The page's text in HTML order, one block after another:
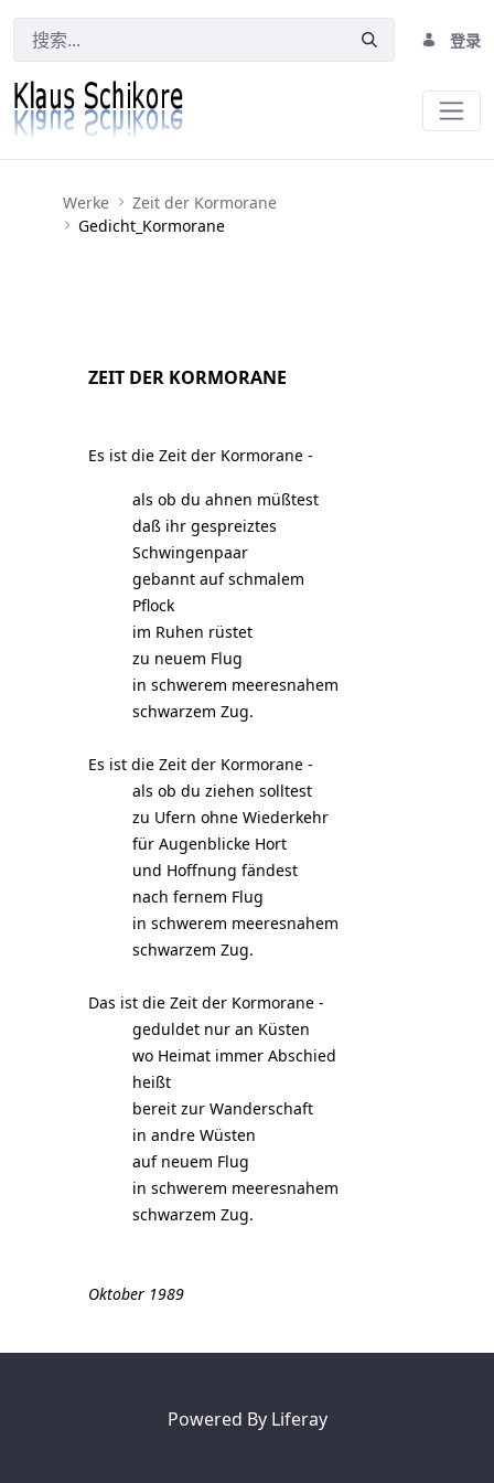
登录
Werke
Zeit der Kormorane
Gedicht_Kormorane
ZEIT DER KORMORANE
Es ist die Zeit der Kormorane -
als ob du ahnen müßtest
daß ihr gespreiztes
Schwingenpaar
gebannt auf schmalem
Pflock
im Ruhen rüstet
zu neuem Flug
in schwerem meeresnahem
schwarzem Zug.
Es ist die Zeit der Kormorane -
als ob du ziehen solltest
zu Ufern ohne Wiederkehr
für Augenblicke Hort
und Hoffnung fändest
nach fernem Flug
in schwerem meeresnahem
schwarzem Zug.
Das ist die Zeit der Kormorane -
geduldet nur an Küsten
wo Heimat immer Abschied
heißt
bereit zur Wanderschaft
in andre Wüsten
auf neuem Flug
in schwerem meeresnahem
schwarzem Zug.
Oktober 1989
Powered By Liferay